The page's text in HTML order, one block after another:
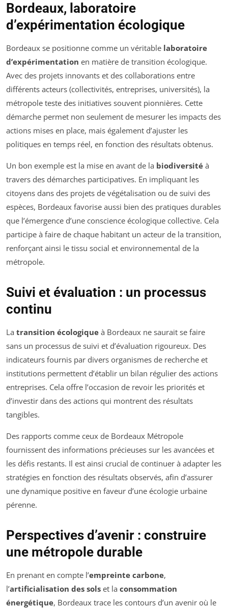
Bordeaux, laboratoire
d’expérimentation écologique
Bordeaux se positionne comme un véritable laboratoire
d’expérimentation en matière de transition écologique.
Avec des projets innovants et des collaborations entre
différents acteurs (collectivités, entreprises, universités), la
métropole teste des initiatives souvent pionnières. Cette
démarche permet non seulement de mesurer les impacts des
actions mises en place, mais également d’ajuster les
politiques en temps réel, en fonction des résultats obtenus.
Un bon exemple est la mise en avant de la biodiversité à
travers des démarches participatives. En impliquant les
citoyens dans des projets de végétalisation ou de suivi des
espèces, Bordeaux favorise aussi bien des pratiques durables
que l’émergence d’une conscience écologique collective. Cela
participe à faire de chaque habitant un acteur de la transition,
renforçant ainsi le tissu social et environnemental de la
métropole.
Suivi et évaluation : un processus
continu
La transition écologique à Bordeaux ne saurait se faire
sans un processus de suivi et d’évaluation rigoureux. Des
indicateurs fournis par divers organismes de recherche et
institutions permettent d’établir un bilan régulier des actions
entreprises. Cela offre l’occasion de revoir les priorités et
d’investir dans des actions qui montrent des résultats
tangibles.
Des rapports comme ceux de Bordeaux Métropole
fournissent des informations précieuses sur les avancées et
les défis restants. Il est ainsi crucial de continuer à adapter les
stratégies en fonction des résultats observés, afin d’assurer
une dynamique positive en faveur d’une écologie urbaine
pérenne.
Perspectives d’avenir : construire
une métropole durable
En prenant en compte l’empreinte carbone,
l’artificialisation des sols et la consommation
énergétique, Bordeaux trace les contours d’un avenir où le